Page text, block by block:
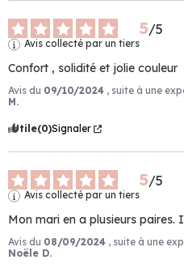
5/5
Avis collecté par un tiers
Confort , solidité et jolie couleur
Avis du 09/10/2024 , suite à une
M.
Utile(0)Signaler
5/5
Avis collecté par un tiers
Mon mari en a plusieurs
Avis du 08/09/2024 , suite à une
Noële D.